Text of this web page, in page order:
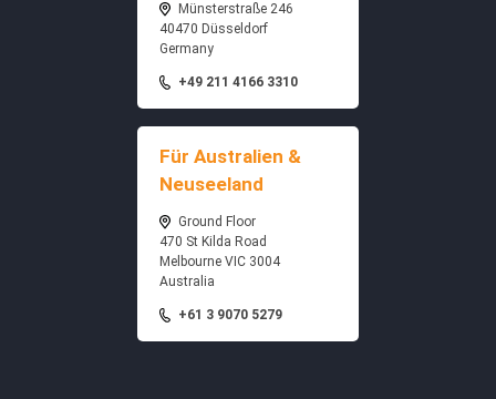
Münsterstraße 246
40470 Düsseldorf
Germany
+49 211 4166 3310
Für Australien &
Neuseeland
Ground Floor
470 St Kilda Road
Melbourne VIC 3004
Australia
+61 3 9070 5279